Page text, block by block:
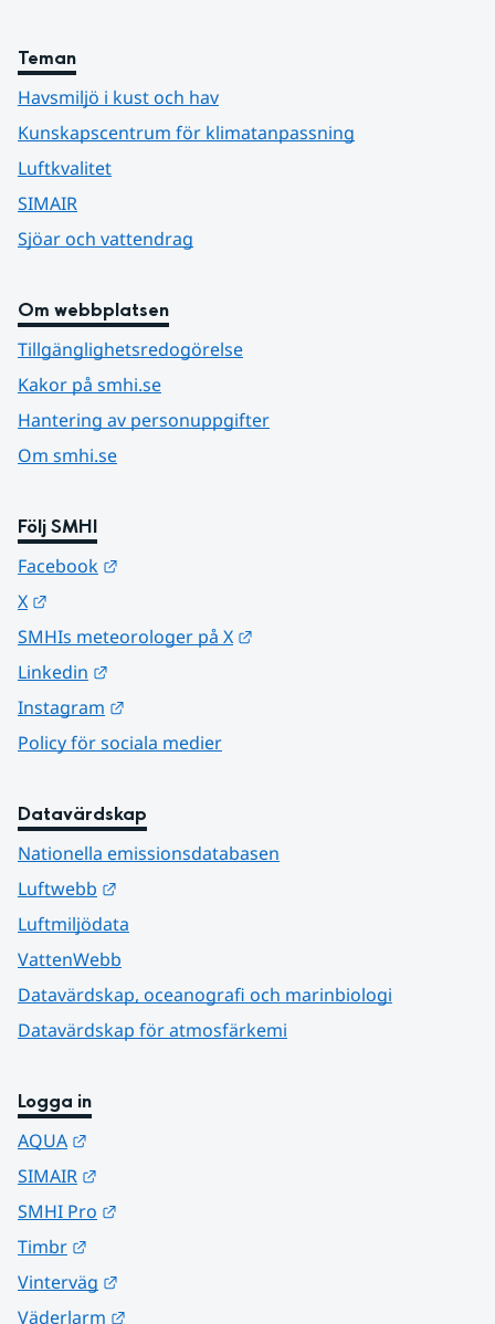
Teman
Havsmiljö i kust och hav
Kunskapscentrum för klimatanpassning
Luftkvalitet
SIMAIR
Sjöar och vattendrag
Om webbplatsen
Tillgänglighetsredogörelse
Kakor på smhi.se
Hantering av personuppgifter
Om smhi.se
Följ SMHI
Facebook
X
SMHIs meteorologer på X
Linkedin
Instagram
Policy för sociala medier
Datavärdskap
Nationella emissionsdatabasen
Luftwebb
Luftmiljödata
VattenWebb
Datavärdskap, oceanografi och marinbiologi
Datavärdskap för atmosfärkemi
Logga in
AQUA
SIMAIR
SMHI Pro
Timbr
Vinterväg
Väderlarm